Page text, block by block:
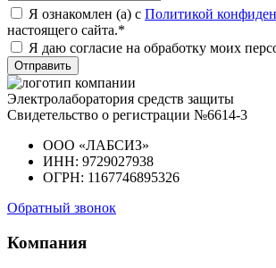
Я ознакомлен (а) с Политикой
настоящего сайта.*
Я даю согласие на обработку моих
Отправить
Электролаборатория средств защиты
Свидетельство о регистрации №6614-3
ООО «ЛАБСИЗ»
ИНН: 9729027938
ОГРН: 1167746895326
Обратный звонок
Компания